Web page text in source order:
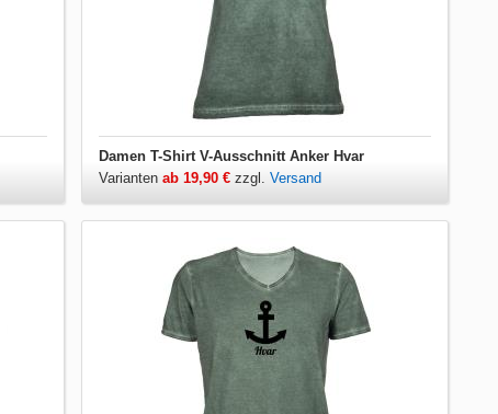
Damen T-Shirt V-Ausschnitt Anker Hvar
Variantenab 19,90 € zzgl.Versand